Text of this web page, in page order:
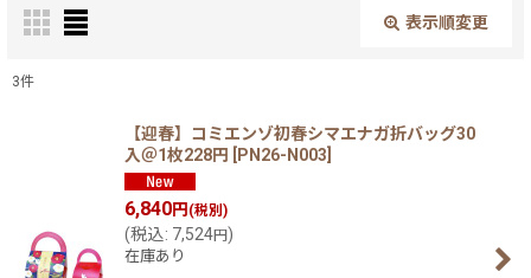
表示順変更
並び順
3件
【迎春】コミエンゾ初春シマエナガ折バッグ30
入＠1枚228円
PN26-N003
6,840円 (税別)
(税込: 7,524円 )
在庫あり